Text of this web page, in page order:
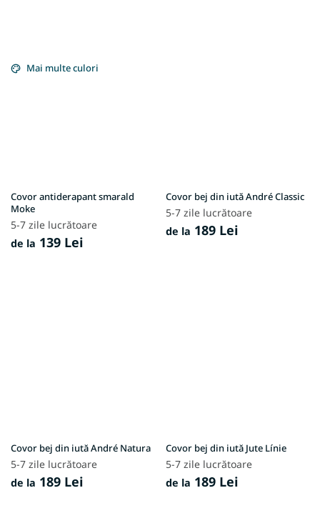
Mai multe culori
Covor antiderapant smarald
Moke
5-7 zile lucrătoare
de la 139 Lei
Covor bej din iută André Classic
5-7 zile lucrătoare
de la 189 Lei
Covor bej din iută André Natura
5-7 zile lucrătoare
de la 189 Lei
Covor bej din iută Jute Línie
5-7 zile lucrătoare
de la 189 Lei